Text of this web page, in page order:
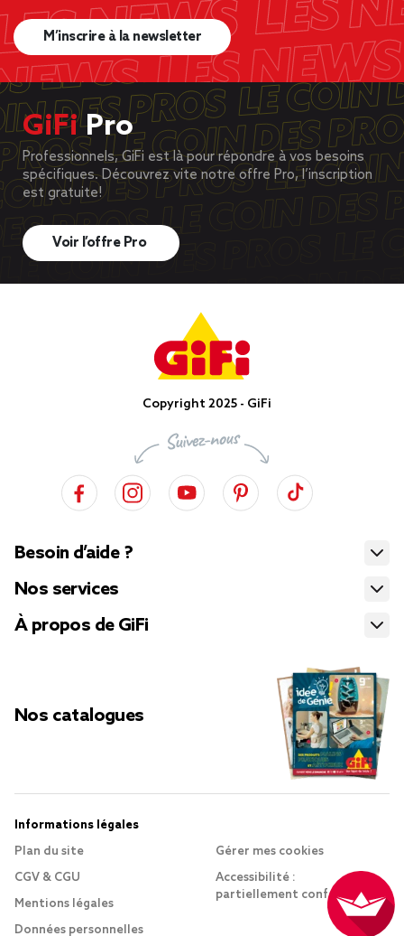
M’inscrire à la newsletter
GiFiPro
Professionnels, GiFi est là pour répondre à vos besoins
spécifiques. Découvrez vite notre offre Pro, l’inscription
est gratuite!
Voir l’offre Pro
Copyright 2025 - GiFi
Besoin d’aide ?
Nos services
À propos de GiFi
Nos catalogues
Informations légales
Plan du site
CGV & CGU
Mentions légales
Données personnelles
Gérer mes cookies
Accessibilité :
partiellement conforme